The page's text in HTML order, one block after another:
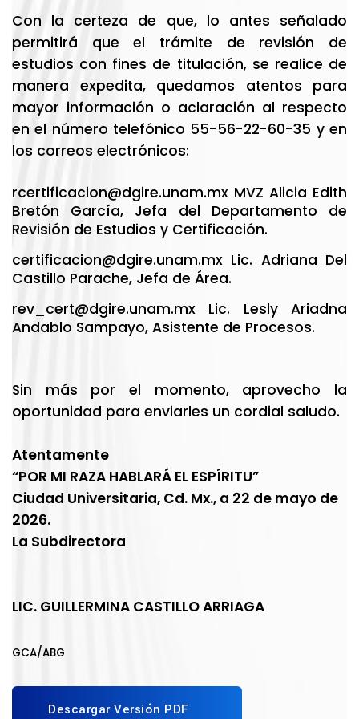
Con la certeza de que, lo antes señalado
permitirá que el trámite de revisión de
estudios con fines de titulación, se realice de
manera expedita, quedamos atentos para
mayor información o aclaración al respecto
en el número telefónico 55-56-22-60-35 y en
los correos electrónicos:
rcertificacion@dgire.unam.mx MVZ Alicia Edith
Bretón García, Jefa del Departamento de
Revisión de Estudios y Certificación.
certificacion@dgire.unam.mx Lic. Adriana Del
Castillo Parache, Jefa de Área.
rev_cert@dgire.unam.mx Lic. Lesly Ariadna
Andablo Sampayo, Asistente de Procesos.
Sin más por el momento, aprovecho la
oportunidad para enviarles un cordial saludo.
Atentamente
“POR MI RAZA HABLARÁ EL ESPÍRITU”
Ciudad Universitaria, Cd. Mx., a 22 de mayo de
2026.
La Subdirectora
LIC. GUILLERMINA CASTILLO ARRIAGA
GCA/ABG
Descargar Versión PDF